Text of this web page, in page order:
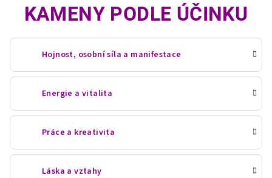
KAMENY PODLE ÚČINKU
Hojnost, osobní síla a manifestace
Energie a vitalita
Práce a kreativita
Láska a vztahy